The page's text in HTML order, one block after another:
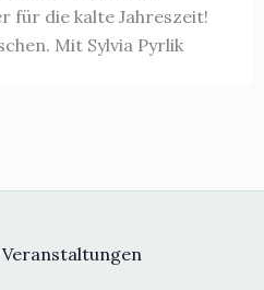
für die kalte Jahreszeit!
Mit Sylvia Pyrlik